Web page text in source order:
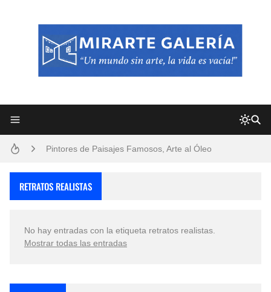
Pintores de Paisajes Famosos, Arte al Óleo
RETRATOS REALISTAS
No hay entradas con la etiqueta retratos realistas
Mostrar todas las entradas